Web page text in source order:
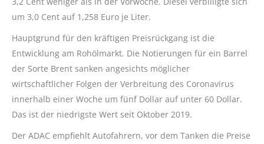
um 3,0 Cent auf 1,258 Euro je Liter.
Hauptgrund für den kräftigen Preisrückgang ist die
Entwicklung am Rohölmarkt. Die Notierungen für ein Barrel
der Sorte Brent sanken angesichts möglicher
wirtschaftlicher Folgen der Verbreitung des Coronavirus
innerhalb einer Woche um fünf Dollar auf unter 60 Dollar.
Das ist der niedrigste Wert seit Oktober 2019.
Der ADAC empfiehlt Autofahrern, vor dem Tanken die Preise